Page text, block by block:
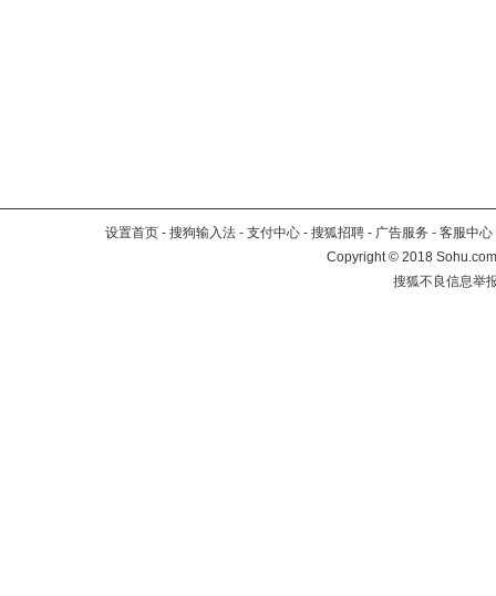
设置首页 - 搜狗输入法 - 支付中心 - 搜狐招聘 - 广告服务 - 客服中心
Copyright©2018
搜狐不良信息举